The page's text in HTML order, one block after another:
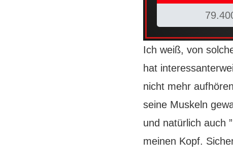
Ich weiß, von
hat
nicht mehr
seine Muskeln
und natürlich auch
meinen Kopf.